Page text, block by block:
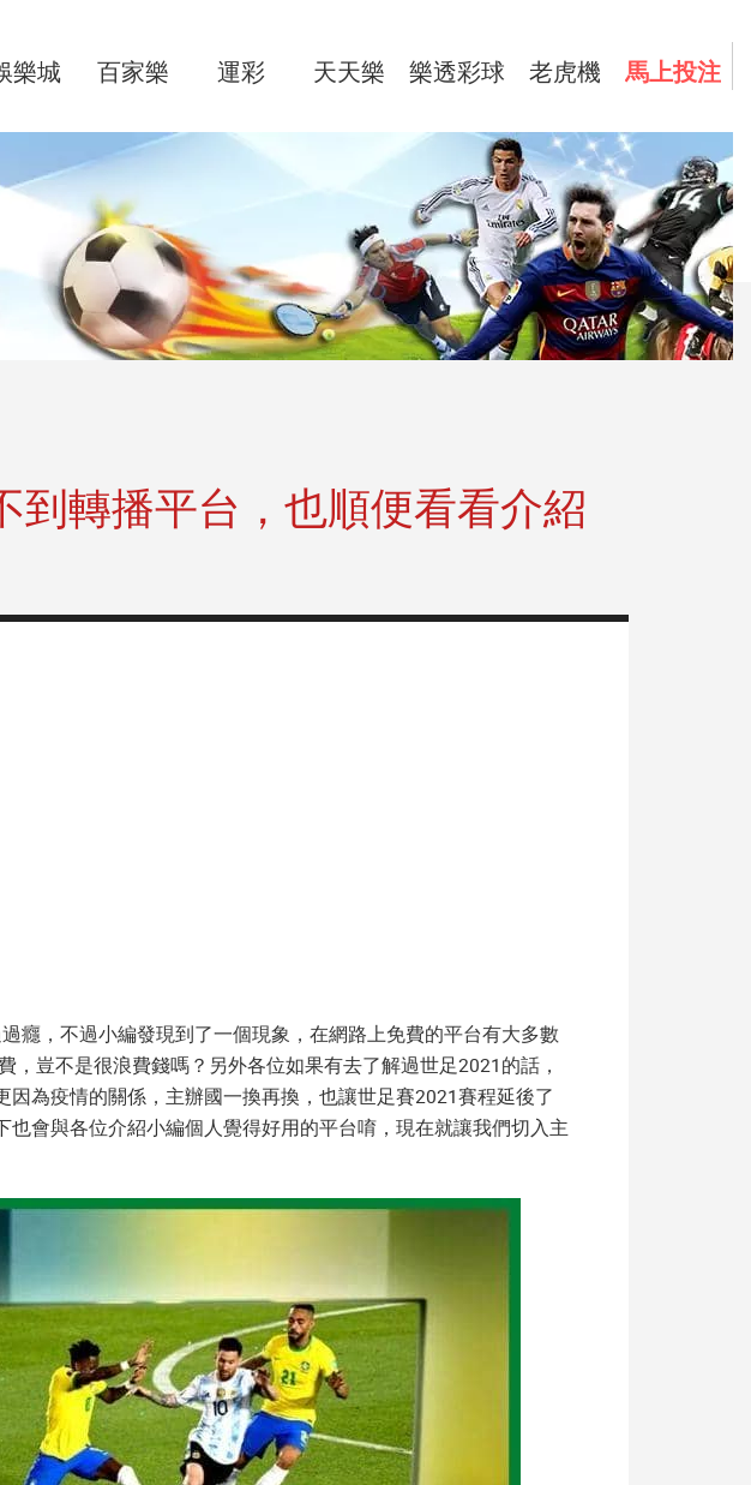
樂城 百家樂 運彩 天天樂 樂透彩球 老虎機 馬上投注
到轉播平台，也順便看看介紹
癮，不過小編發現到了一個現象，在網路上免費的平台有大多數
，豈不是很浪費錢嗎？另外各位如果有去了解過世足2021的話，
為疫情的關係，主辦國一換再換，也讓世足賽2021賽程延後了
會與各位介紹小編個人覺得好用的平台唷，現在就讓我們切入主